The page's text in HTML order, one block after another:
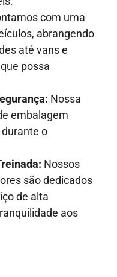
com uma
abrangendo
até vans e
possa
Nossa
embalagem
o
Nossos
são dedicados
de alta
aos